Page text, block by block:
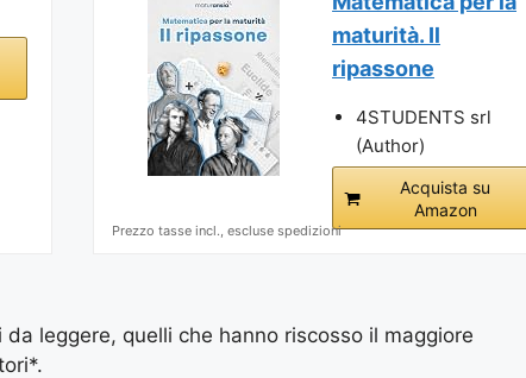
maturità. Il
ripassone
4STUDENTS srl
(Author)
Acquista su
Amazon
Prezzo tasse incl., escluse spedizioni
leggere, quelli che hanno riscosso il maggiore